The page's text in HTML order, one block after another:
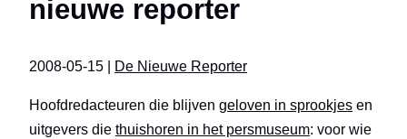
nieuwe reporter
2008-05-15 | De Nieuwe Reporter
Hoofdredacteuren die blijven geloven in sprookjes en
uitgevers die thuishoren in het persmuseum: voor wie